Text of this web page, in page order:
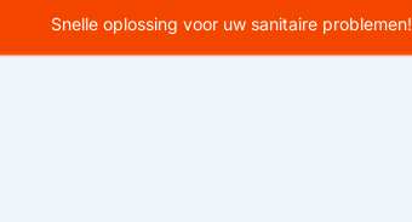
Snelle oplossing voor uw sanitaire problemen!